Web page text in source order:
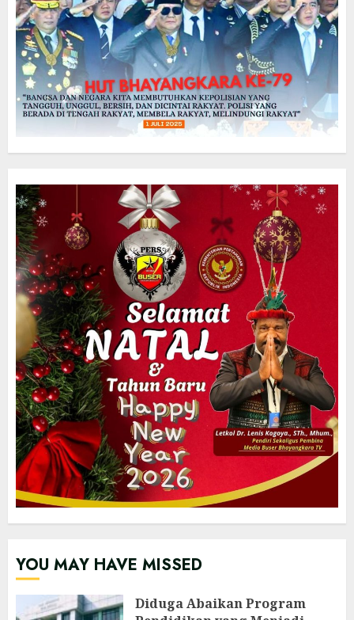
YOU MAY HAVE MISSED
‎Diduga Abaikan Program